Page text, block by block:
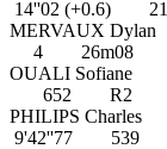
14''02 (+0.6)
MERVAUX
4 26m08
OUALI
652 R2
PHILIPS
9'42''77 539